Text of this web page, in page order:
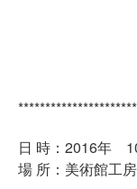
日 時：2016年
場 所：美術館工